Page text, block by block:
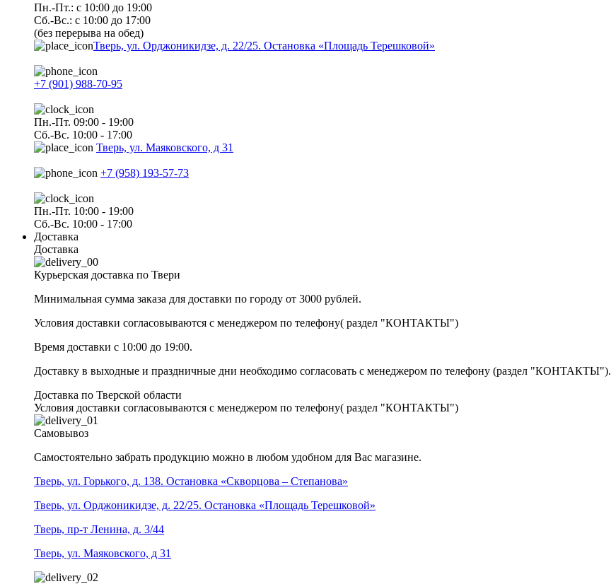
Пн.-Пт.: с 10:00 до 19:00
Сб.-Вс.: с 10:00 до 17:00
(без перерыва на обед)
Тверь, ул. Орджоникидзе, д. 22/25. Остановка «Площадь Терешковой»
+7 (901) 988-70-95
Пн.-Пт. 09:00 - 19:00
Сб.-Вс. 10:00 - 17:00
Тверь, ул. Маяковского, д 31
+7 (958) 193-57-73
Пн.-Пт. 10:00 - 19:00
Сб.-Вс. 10:00 - 17:00
Доставка
Доставка
Курьерская доставка по Твери
Минимальная сумма заказа для доставки по городу от 3000 рублей.
Условия доставки согласовываются с менеджером по телефону( раздел "КОНТАКТЫ")
Время доставки с 10:00 до 19:00.
Доставку в выходные и праздничные дни необходимо согласовать с менеджером по телефону (раздел "КОНТАКТЫ").
Доставка по Тверской области
Условия доставки согласовываются с менеджером по телефону( раздел "КОНТАКТЫ")
Самовывоз
Самостоятельно забрать продукцию можно в любом удобном для Вас магазине.
Тверь, ул. Горького, д. 138. Остановка «Скворцова – Степанова»
Тверь, ул. Орджоникидзе, д. 22/25. Остановка «Площадь Терешковой»
Тверь, пр-т Ленина, д. 3/44
Тверь, ул. Маяковского, д 31